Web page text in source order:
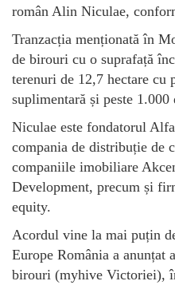
român Alin Niculae,
Tranzacția menționată în
de birouri cu o suprafață
terenuri de 12,7 hectare cu
suplimentară și peste
Niculae este fondatorul
compania de distribuție de
companiile imobiliare
Development, precum și
equity.
Acordul vine la mai puțin
Europe România a
birouri (myhive Victoriei),